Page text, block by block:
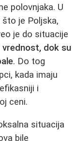
polovnjaka. U
je Poljska,
je do situacije
vrednost, dok su
. Do tog
kada imaju
i
ceni.
situacija
bile